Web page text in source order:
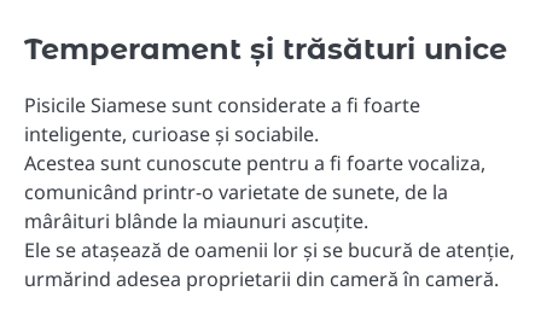
Temperament și trăsături unice
Pisicile Siamese sunt considerate a fi foarte
inteligente, curioase și sociabile.
Acestea sunt cunoscute pentru a fi foarte vocaliza,
comunicând printr-o varietate de sunete, de la
mârâituri blânde la miaunuri ascuțite.
Ele se atașează de oamenii lor și se bucură de atenție,
urmărind adesea proprietarii din cameră în cameră.